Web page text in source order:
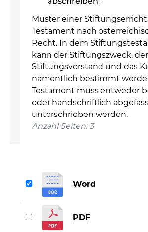
Muster einer
Testament nach
Recht. In dem
kann der Stiftungszweck, der
Stiftungsvorstand und das
namentlich bestimmt
Testament muss entweder
oder handschriftlich
unterschrieben werden.
Anzahl Seiten: 3
Word
PDF